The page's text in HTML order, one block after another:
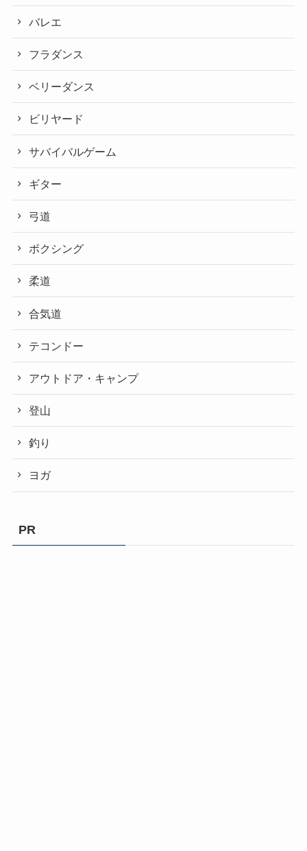
バレエ
フラダンス
ベリーダンス
ビリヤード
サバイバルゲーム
ギター
弓道
ボクシング
柔道
合気道
テコンドー
アウトドア・キャンプ
登山
釣り
ヨガ
PR